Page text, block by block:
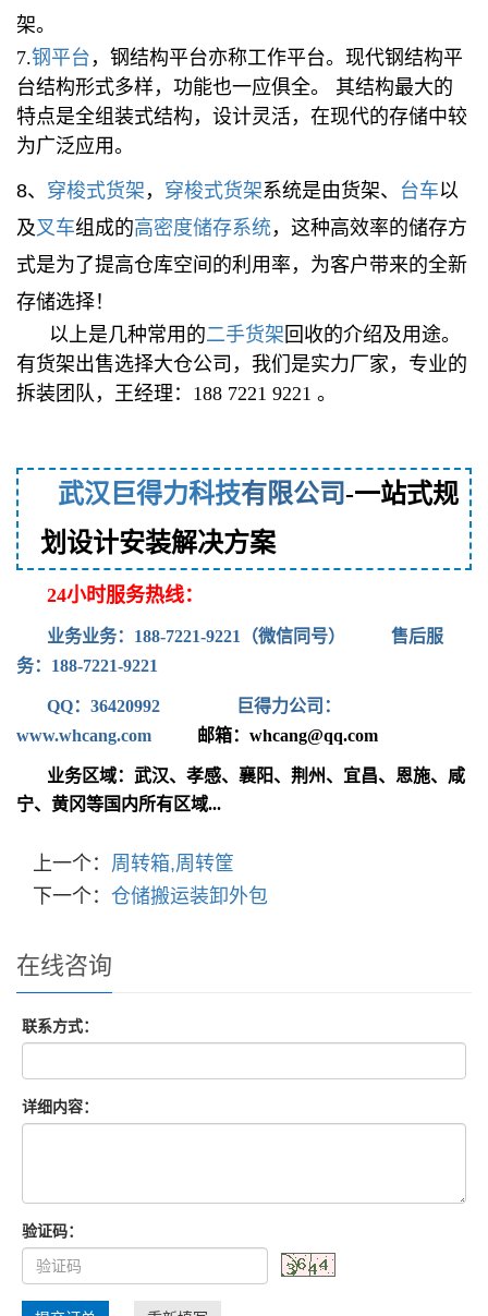
架。
7.钢平台 ，钢结构平台亦称工作平台。现代钢结构平
台结构形式多样，功能也一应俱全。 其结构最大的
特点是全组装式结构，设计灵活，在现代的存储中较
为广泛应用。
8、 穿梭式货架 ， 穿梭式货架系统是由货架、 台车以
及叉车组成的高密度储存系统，这种高效率的储存方
式是为了提高仓库空间的利用率，为客户带来的全新
存储选择！
以上是几种常用的二手货架 回收的介绍及用途。
有货架出售选择大仓公司，我们是实力厂家，专业的
拆装团队，王经理：188 7221 9221 。
武汉 巨得力科技有限公司-一站式规
划设计安装解决方案
24小时服务热线：
业务业务：188-7221-9221（微信同号） 售后服
务：188-7221-9221
QQ：36420992
巨得力公司：
www.whcang.com 邮箱：whcang@qq.com
业务区域：武汉、孝感、襄阳、荆州、宜昌、恩施、咸
宁、黄冈等国内所有区域...
上一个： 周转箱,周转筐
下一个： 仓储搬运装卸外包
在线咨询
联系方式：
详细内容：
验证码：